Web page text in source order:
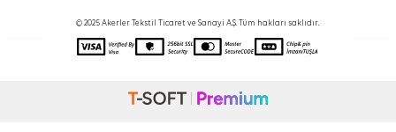
© 2025 Akerler Tekstil Ticaret ve Sanayi A.Ş. Tüm hakları saklıdır.